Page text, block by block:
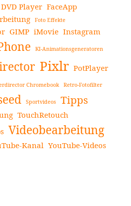
DVD Player FaceApp
Foto Effekte
GIMP iMovie Instagram
KI-Animationsgeneratoren
Pixlr PotPlayer
Chromebook Retro-Fotofilter
Sportvideos Tipps
TouchRetouch
Videobearbeitung
Kanal YouTube-Videos